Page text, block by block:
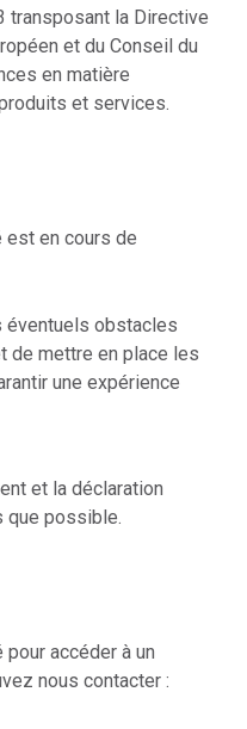
transposant la Directive
et du Conseil du
en matière
et services.
en cours de
éventuels obstacles
de mettre en place les
une expérience
et la déclaration
que possible.
accéder à un
nous contacter :